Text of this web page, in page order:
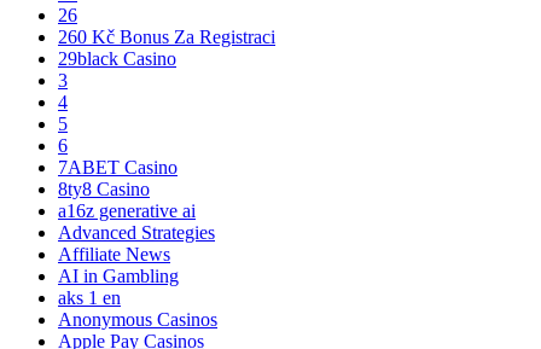
26
260 Kč Bonus Za Registraci
29black Casino
3
4
5
6
7ABET Casino
8ty8 Casino
a16z generative ai
Advanced Strategies
Affiliate News
AI in Gambling
aks 1 en
Anonymous Casinos
Apple Pay Casinos